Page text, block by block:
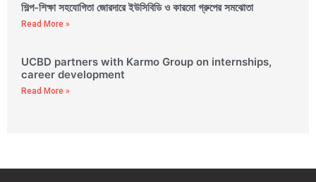
শিল্প-শিক্ষা সহযোগিতা জোরদারে ইউসিবিডি ও কারমো গ্রুপের সমঝোতা
Read More »
UCBD partners with Karmo Group on internships,
career development
Read More »